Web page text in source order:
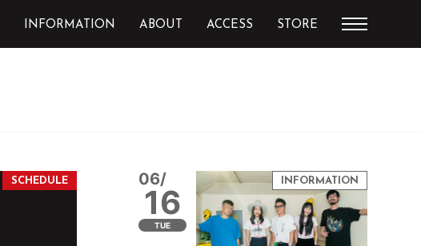
INFORMATION ABOUT ACCESS STORE
06/
16
TUE